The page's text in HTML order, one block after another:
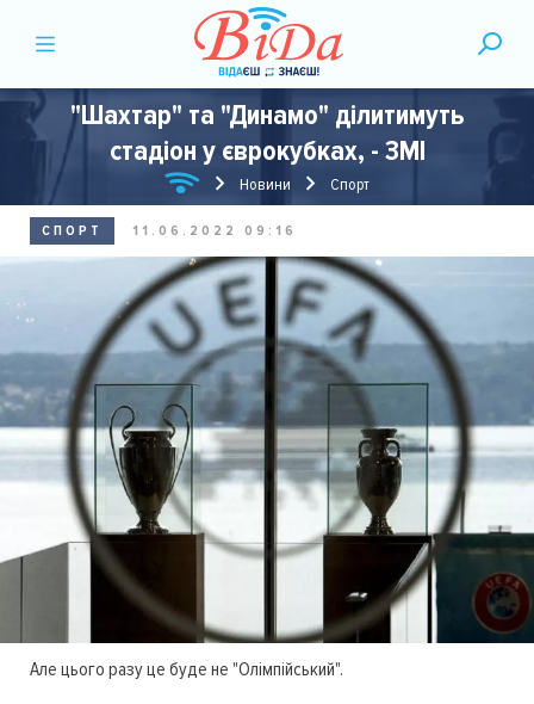
"Шахтар" та "Динамо" ділитимуть
стадіон у єврокубках, - ЗМІ
Новини Спорт
СПОРТ 11.06.2022 09:16
Але цього разу це буде не "Олімпійський".